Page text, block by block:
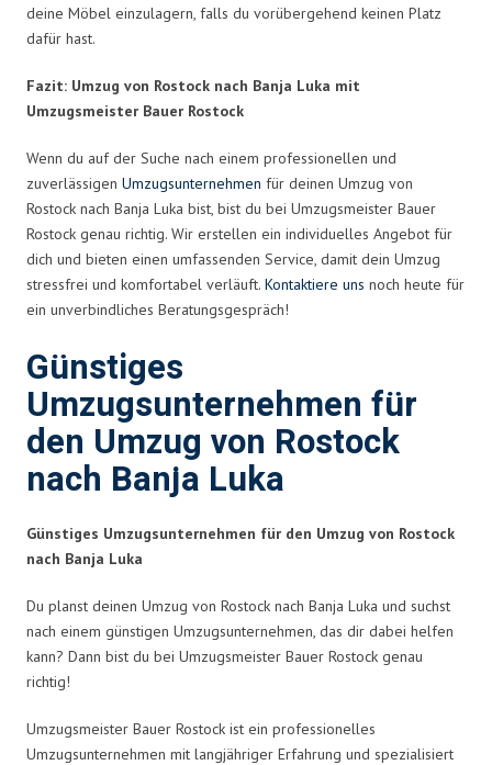
deine Möbel einzulagern, falls du vorübergehend keinen Platz
dafür hast.
Fazit: Umzug von Rostock nach Banja Luka mit
Umzugsmeister Bauer Rostock
Wenn du auf der Suche nach einem professionellen und
zuverlässigen Umzugsunternehmen für deinen Umzug von
Rostock nach Banja Luka bist, bist du bei Umzugsmeister Bauer
Rostock genau richtig. Wir erstellen ein individuelles Angebot für
dich und bieten einen umfassenden Service, damit dein Umzug
stressfrei und komfortabel verläuft. Kontaktiere uns noch heute für
ein unverbindliches Beratungsgespräch!
Günstiges
Umzugsunternehmen für
den Umzug von Rostock
nach Banja Luka
Günstiges Umzugsunternehmen für den Umzug von Rostock
nach Banja Luka
Du planst deinen Umzug von Rostock nach Banja Luka und suchst
nach einem günstigen Umzugsunternehmen, das dir dabei helfen
kann? Dann bist du bei Umzugsmeister Bauer Rostock genau
richtig!
Umzugsmeister Bauer Rostock ist ein professionelles
Umzugsunternehmen mit langjähriger Erfahrung und spezialisiert